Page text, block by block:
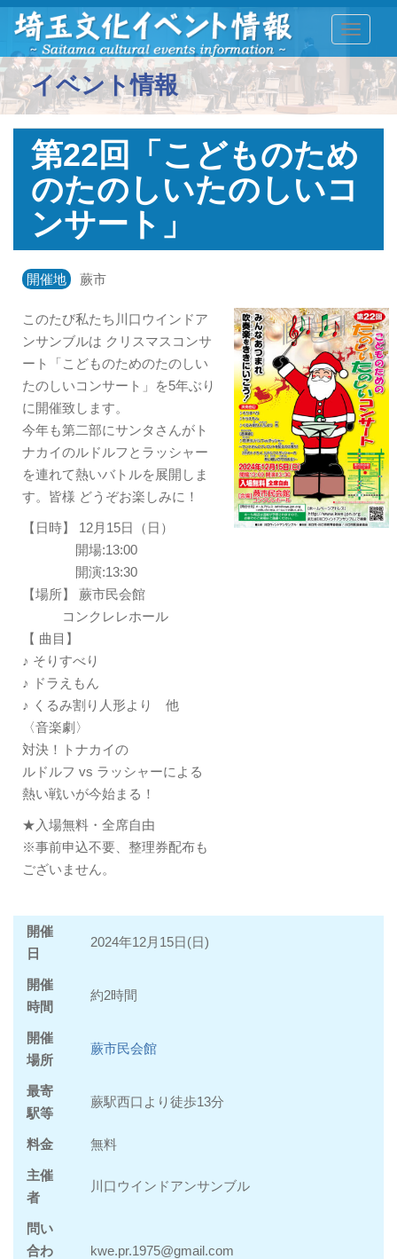
イベント情報
第22回「こどものため
のたのしいたのしいコ
ンサート」
開催地 蕨市
このたび私たち川口ウインドア
ンサンブルは クリスマスコンサ
ート「こどものためのたのしい
たのしいコンサート」を5年ぶり
に開催致します。
今年も第二部にサンタさんがト
ナカイのルドルフとラッシャー
を連れて熱いバトルを展開しま
す。皆様 どうぞお楽しみに！
【日時】 12月15日（日）
開場:13:00
開演:13:30
【場所】 蕨市民会館
コンクレレホール
【 曲目】
♪ そりすべり
♪ ドラえもん
♪ くるみ割り人形より 他
〈音楽劇〉
対決！トナカイの
ルドルフ vs ラッシャーによる
熱い戦いが今始まる！
★入場無料・全席自由
※事前申込不要、整理券配布も
ございません。
開催
日
2024年12月15日(日)
開催
時間
約2時間
開催
場所
蕨市民会館
最寄
駅等
蕨駅西口より徒歩13分
料金 無料
主催
者
川口ウインドアンサンブル
問い
合わ
kwe.pr.1975@gmail.com